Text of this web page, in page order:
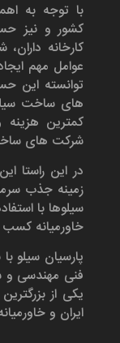
با توجه به
کشور و نیز
کارخانه
عوامل مهم
توانسته این
های ساخت
کمترین هزینه
شرکت های
در این راستا
زمینه جذب
سیلوها با
خاورمیانه کسب
پارسیان سیلو
فنی مهندسی و
یکی از
ایران و